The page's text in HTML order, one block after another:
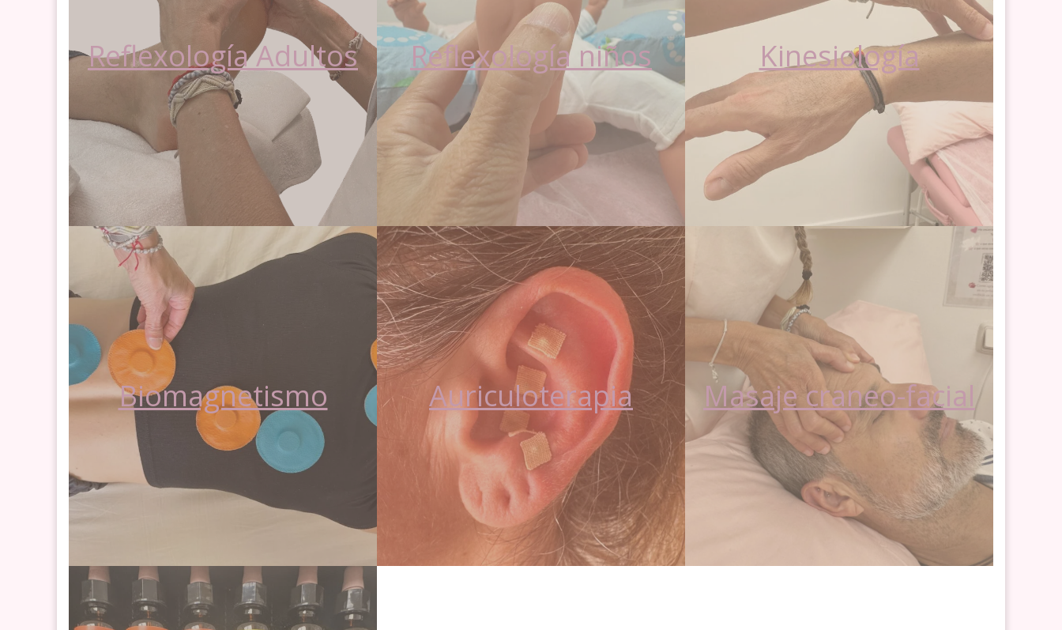
Reflexología Adultos Reflexología niños Kinesiología
Biomagnetismo Auriculoterapia Masaje craneo-facial
Newsletter Signup
Consigue acceso a últimas noticias, regalos
de bienvenida, anuncios y mucho más...
Quédate tranquil@ que envío un par de
emails al mes. ;-)